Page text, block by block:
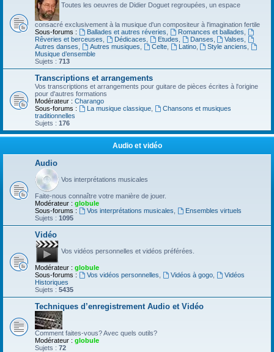
Toutes les oeuvres de Didier Doguet regroupées, un espace
consacré exclusivement à la musique d'un compositeur à l'imagination fertile
Sous-forums :
Ballades et autres réveries Romances et ballades
Rêveries et berceuses
Dédicaces Etudes Danses Valses
Autres danses
Autres musiques Celte, Latino, Style anciens
Musique d’ensemble
Sujets : 713
Transcriptions et arrangements
Vos transcriptions et arrangements pour guitare de pièces écrites à l'origine
pour d'autres formations
Modérateur : Charango
Sous-forums :
La musique classique,
Chansons et musiques
traditionnelles
Sujets : 176
Audio et vidéo
Audio
Vos interprétations musicales
Faite-nous connaître votre manière de jouer.
Modérateur : globule
Sous-forums :
Vos interprétations musicales
Ensembles virtuels
Sujets : 1095
Vidéo
Vos vidéos personnelles et vidéos préférées.
Modérateur : globule
Sous-forums :
Vos vidéos personnelles Vidéos à gogo,
Vidéos
Historiques
Sujets : 5435
Techniques d’enregistrement Audio et Vidéo
Comment faites-vous? Avec quels outils?
Modérateur : globule
Sujets : 72